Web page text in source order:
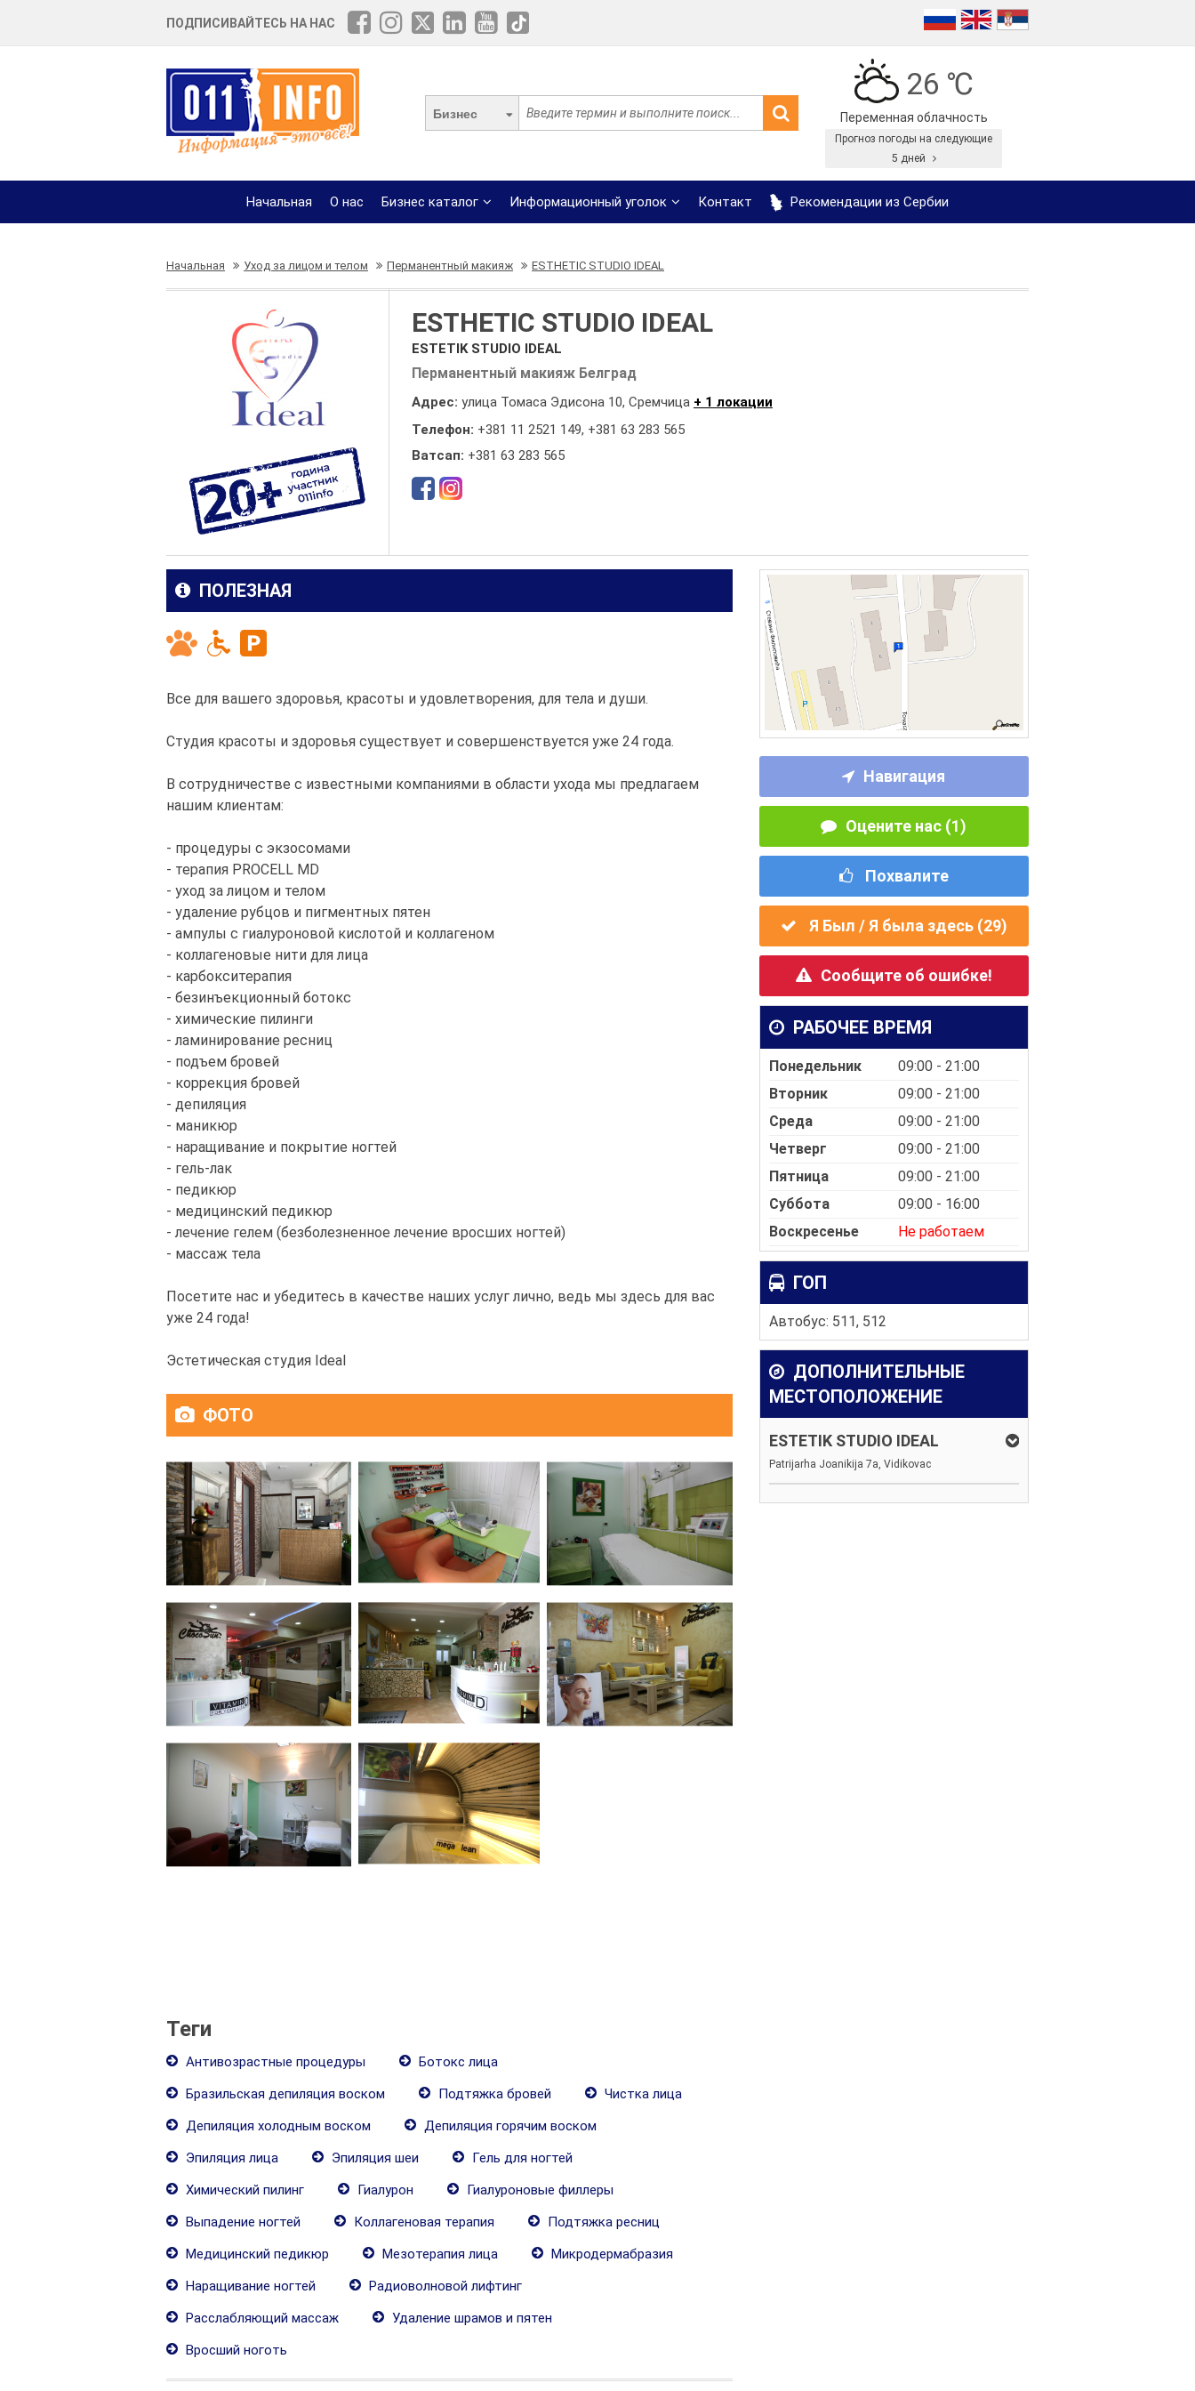
ПОДПИСИВАЙТЕСЬ НА НАС
Бизнес
26 ℃
Переменная облачность
Прогноз погоды на следующие
5 дней
Начальная О нас Бизнес каталог Информационный уголок Контакт Рекомендации из Сербии
Начальная Уход за лицом и телом Перманентный макияж ESTHETIC STUDIO IDEAL
ESTHETIC STUDIO IDEAL
ESTETIK STUDIO IDEAL
Перманентный макияж Белград
Адрес: улица Томаса Эдисона 10, Сремчица + 1 локации
Телефон: +381 11 2521 149, +381 63 283 565
Ватсап: +381 63 283 565
Навигация
Оцените нас (1)
Похвалите
Я Был / Я была здесь (29)
Сообщите об ошибке!
РАБОЧЕЕ ВРЕМЯ
Понедельник
09:00 - 21:00
Вторник
09:00 - 21:00
Среда
09:00 - 21:00
Четверг
09:00 - 21:00
Пятница
09:00 - 21:00
Суббота
09:00 - 16:00
Воскресенье
Не работаем
ГОП
Автобус: 511, 512
ДОПОЛНИТЕЛЬНЫЕ
МЕСТОПОЛОЖЕНИЕ
ESTETIK STUDIO IDEAL
Patrijarha Joanikija 7a, Vidikovac
ПОЛЕЗНАЯ
Все для вашего здоровья, красоты и удовлетворения, для тела и души.
Студия красоты и здоровья существует и совершенствуется уже 24 года.
В сотрудничестве с известными компаниями в области ухода мы предлагаем
нашим клиентам:
- процедуры с экзосомами
- терапия PROCELL MD
- уход за лицом и телом
- удаление рубцов и пигментных пятен
- ампулы с гиалуроновой кислотой и коллагеном
- коллагеновые нити для лица
- карбокситерапия
- безинъекционный ботокс
- химические пилинги
- ламинирование ресниц
- подъем бровей
- коррекция бровей
- депиляция
- маникюр
- наращивание и покрытие ногтей
- гель-лак
- педикюр
- медицинский педикюр
- лечение гелем (безболезненное лечение вросших ногтей)
- массаж тела
Посетите нас и убедитесь в качестве наших услуг лично, ведь мы здесь для вас
уже 24 года!
Эстетическая студия Ideal
ФОТО
Теги
Антивозрастные процедуры
Ботокс лица
Бразильская депиляция воском
Подтяжка бровей
Чистка лица
Депиляция холодным воском
Депиляция горячим воском
Эпиляция лица
Эпиляция шеи
Гель для ногтей
Химический пилинг
Гиалурон
Гиалуроновые филлеры
Выпадение ногтей
Коллагеновая терапия
Подтяжка ресниц
Медицинский педикюр
Мезотерапия лица
Микродермабразия
Наращивание ногтей
Радиоволновой лифтинг
Расслабляющий массаж
Удаление шрамов и пятен
Вросший ноготь